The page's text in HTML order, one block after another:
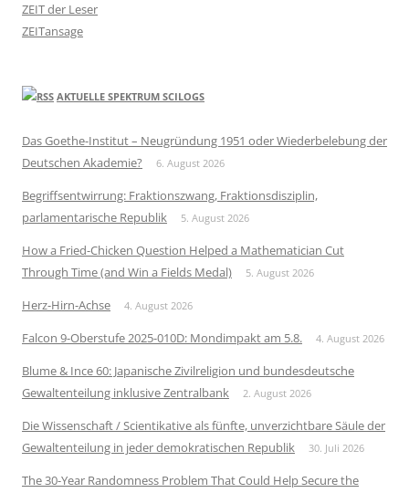
ZEIT der Leser
ZEITansage
AKTUELLE SPEKTRUM SCILOGS
Das Goethe-Institut – Neugründung 1951 oder Wiederbelebung der
Deutschen Akademie?
6. August 2026
Begriffsentwirrung: Fraktionszwang, Fraktionsdisziplin,
parlamentarische Republik
5. August 2026
How a Fried-Chicken Question Helped a Mathematician Cut
Through Time (and Win a Fields Medal)
5. August 2026
Herz-Hirn-Achse 4. August 2026
Falcon 9-Oberstufe 2025-010D: Mondimpakt am 5.8. 4. August 2026
Blume & Ince 60: Japanische Zivilreligion und bundesdeutsche
Gewaltenteilung inklusive Zentralbank
2. August 2026
Die Wissenschaft / Scientikative als fünfte, unverzichtbare Säule der
Gewaltenteilung in jeder demokratischen Republik
30. Juli 2026
The 30-Year Randomness Problem That Could Help Secure the